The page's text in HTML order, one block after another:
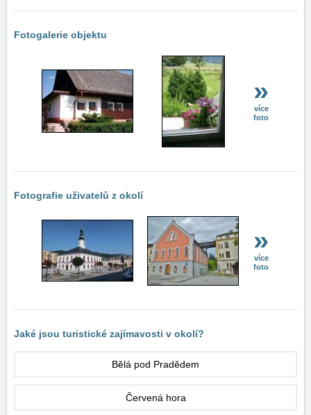
Fotogalerie objektu
»
více
foto
Fotografie uživatelů z okolí
»
více
foto
Jaké jsou turistické zajímavosti v okolí?
Bělá pod Pradědem
Červená hora